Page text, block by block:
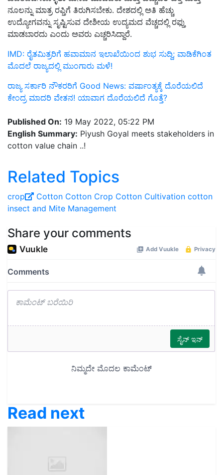
ನೂಲನ್ನು ಮಾತ್ರ ರಫ್ತಿಗೆ ತಿರುಗಿಸಬೇಕು. ದೇಶದಲ್ಲಿ ಅತಿ ಹೆಚ್ಚು
ಉದ್ಯೋಗವನ್ನು ಸೃಷ್ಟಿಸುವ ದೇಶೀಯ ಉದ್ಯಮದ ವೆಚ್ಚದಲ್ಲಿ ರಫ್ತು
ಮಾಡಬಾರದು ಎಂದು ಅವರು ಎಚ್ಚರಿಸಿದ್ದಾರೆ.
IMD: ರೈತಮಿತ್ರರಿಗೆ ಹವಾಮಾನ ಇಲಾಖೆಯಿಂದ ಶುಭ ಸುದ್ದಿ; ವಾಡಿಕೆಗಿಂತ
ಮೊದಲೆ ರಾಜ್ಯದಲ್ಲಿ ಮುಂಗಾರು ಮಳೆ!
ರಾಜ್ಯ ಸರ್ಕಾರಿ ನೌಕರರಿಗೆ Good News: ವರ್ಷಾಂತ್ಯಕ್ಕೆ ದೊರೆಯಲಿದೆ
ಕೇಂದ್ರ ಮಾದರಿ ವೇತನ! ಯಾವಾಗ ದೊರೆಯಲಿದೆ ಗೊತ್ತೆ?
Published On: 19 May 2022, 05:22 PM
English Summary: Piyush Goyal meets stakeholders in
cotton value chain ..!
Related Topics
crop Cotton Cotton Crop Cotton Cultivation cotton
insect and Mite Management
Share your comments
Read next